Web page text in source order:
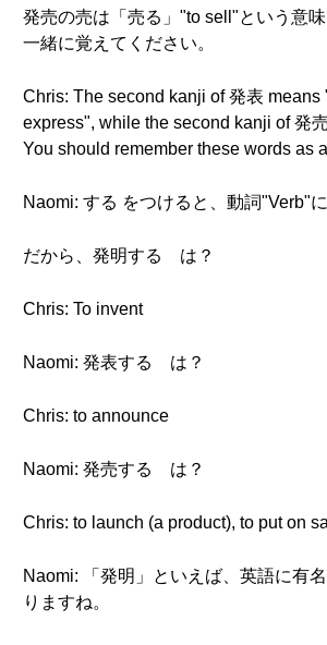
発売の売は「売る」"to sell"という意
一緒に覚えてください。
Chris: The second kanji of 発表 means
express", while the second kanji of 発
You should remember these words as
Naomi: する をつけると、動詞"Verb"に
だから、発明する は？
Chris: To invent
Naomi: 発表する は？
Chris: to announce
Naomi: 発売する は？
Chris: to launch (a product), to put on
Naomi: 「発明」といえば、英語に有
りますね。